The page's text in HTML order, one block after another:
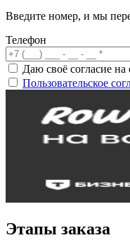
Введите номер, и мы
Телефон
Даю своё согласие на
Пользовательское
Этапы заказа